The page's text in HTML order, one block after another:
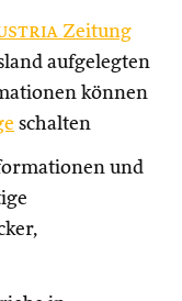
Zeitung
aufgelegten
können
schalten
und